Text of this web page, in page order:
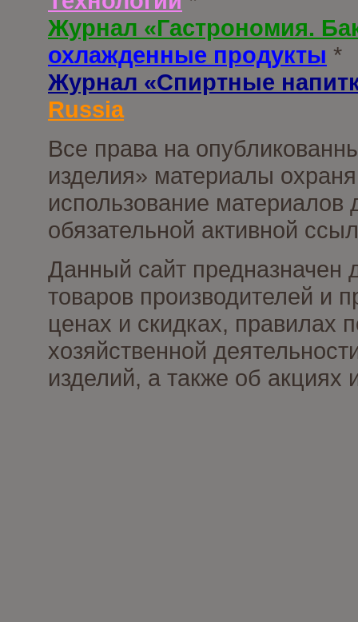
Журнал «Гастрономия.
охлажденные продукты *
Журнал «Спиртные
Russia
Все права на
изделия» материалы
использование материалов
обязательной активной
Данный сайт предназначен
товаров производителей и
ценах и скидках, правилах
хозяйственной
изделий, а также об